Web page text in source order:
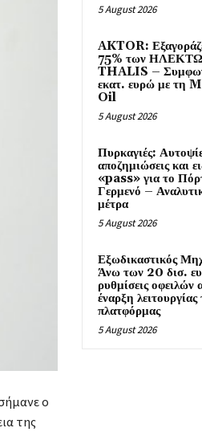
ο
της
5 August 2026
AKTOR:
75% των
THALIS –
εκατ. ευρώ με τη
Oil
5 August 2026
Πυρκαγιές:
αποζημιώσεις και
«pass» για το
Γερμενό –
μέτρα
5 August 2026
Εξωδικαστικός
Άνω των 20 δισ.
ρυθμίσεις οφειλών
έναρξη λειτουργίας
πλατφόρμας
5 August 2026